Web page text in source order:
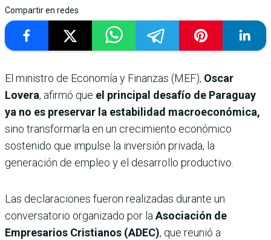
Compartir en redes
El ministro de Economía y Finanzas (MEF), Oscar
Lovera, afirmó que el principal desafío de Paraguay
ya no es preservar la estabilidad macroeconómica,
sino transformarla en un crecimiento económico
sostenido que impulse la inversión privada, la
generación de empleo y el desarrollo productivo.
Las declaraciones fueron realizadas durante un
conversatorio organizado por laAsociación de
Empresarios Cristianos (ADEC), que reunió a